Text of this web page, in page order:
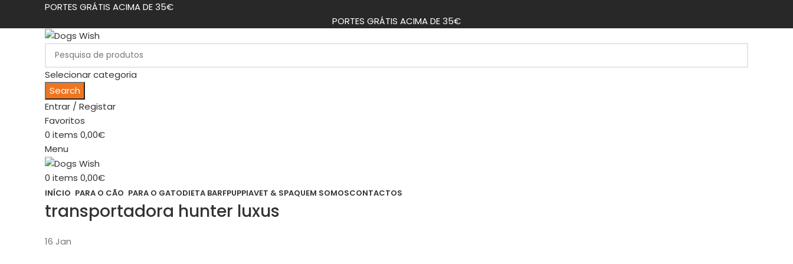
PORTES GRÁTIS ACIMA DE 35€
PORTES GRÁTIS ACIMA DE 35€
Selecionar categoria
Search
Entrar / Registar
Favoritos
0 items 0,00€
Menu
0 items 0,00€
INÍCIO PARA O CÃO PARA O GATODIETA BARFPUPPIAVET & SPAQUEM SOMOSCONTACTOS
transportadora hunter luxus
16 Jan